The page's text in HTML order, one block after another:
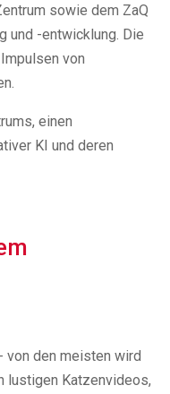
sowie dem ZaQ
und -entwicklung. Die
von
einen
KI und deren
von den meisten wird
lustigen Katzenvideos,